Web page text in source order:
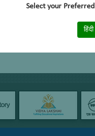
Select your
हिंदी